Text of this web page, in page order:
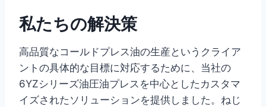
私たちの解決策
高品質なコールドプレス油の生産というクライア
ントの具体的な目標に対応するために、当社の
6YZシリーズ油圧油プレスを中心としたカスタマ
イズされたソリューションを提供しました。ねじ